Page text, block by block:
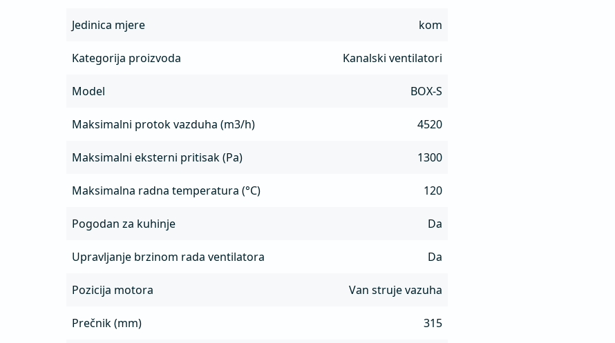
Jedinica mjere kom
Kategorija proizvoda Kanalski ventilatori
Model BOX-S
Maksimalni protok vazduha (m3/h) 4520
Maksimalni eksterni pritisak (Pa) 1300
Maksimalna radna temperatura (°C) 120
Pogodan za kuhinje Da
Upravljanje brzinom rada ventilatora Da
Pozicija motora Van struje vazuha
Prečnik (mm) 315